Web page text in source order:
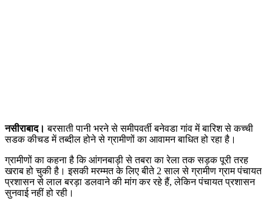
नसीराबाद। बरसाती पानी भरने से समीपवर्ती बनेवडा गांव में बारिश से कच्ची
सडक कीचड में तब्दील होने से ग्रामीणों का आवामन बाधित हो रहा है।
ग्रामीणों का कहना है ​कि आंगनबाड़ी से तबरा का रेला तक सड़क पूरी तरह
खराब हो चुकी है। इसकी मरम्मत के लिए बीते 2 साल से ग्रामीण ग्राम पंचायत
प्रशासन से लाल बरड़ा डलवाने की मांग कर रहे हैं, लेकिन पंचायत प्रशासन
सुनवाई नहीं हो रही।